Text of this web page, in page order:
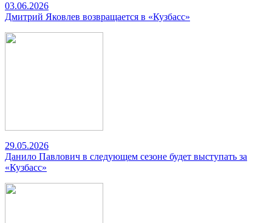
03.06.2026
Дмитрий Яковлев возвращается в «Кузбасс»
29.05.2026
Данило Павлович в следующем сезоне будет выступать за
«Кузбасс»